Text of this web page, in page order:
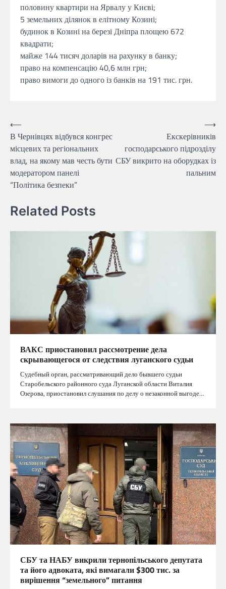
половину квартири на Ярвалу у Києві;
5 земельних ділянок в елітному Козині;
будинок в Козині на березі Дніпра площею 672
квадрати;
майже 144 тисяч доларів на рахунку в банку;
право на компенсацію 40,6 млн грн;
право вимоги до одного із банків на 191 тис. грн.
Навігація
записів
⟵
В Чернівцях відбувся конгрес
місцевих та регіональних
влад, на якому мав честь бути
модератором панелі
“Політика безпеки”
Екскерівників
господарського підрозділу
СБУ викрито на оборудках із
пальним
⟶
Related Posts
ВАКС приостановил рассмотрение дела
скрывающегося от следствия луганского судьи
Судебный орган, рассматривающий дело бывшего судьи
Старобельского районного суда Луганской области Виталия
Озерова, приостановил слушания по делу о незаконной выгоде…
СБУ та НАБУ викрили тернопільського депутата
та його адвоката, які вимагали $300 тис. за
вирішення “земельного” питання